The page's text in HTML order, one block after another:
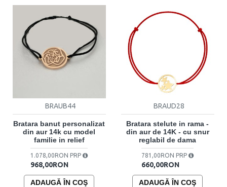
BRAUB44
Bratara banut personalizat
din aur 14k cu model
familie in relief
968,00RON
1.078,00RON PRP
ADAUGĂ ÎN COŞ
BRAUD28
Bratara stelute in rama -
din aur de 14K - cu snur
reglabil de dama
660,00RON
781,00RON PRP
ADAUGĂ ÎN COŞ